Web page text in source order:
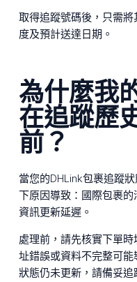
取得追蹤號碼後，只需
度及預計送達日期。
為什麼我
在追蹤歷
前？
當您的DHLink包裹追蹤
下原因導致：國際包裹
資訊更新延遲。
處理前，請先核實下單
址錯誤或資料不完整可
狀態仍未更新，請備妥